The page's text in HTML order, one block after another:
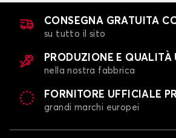
CONSEGNA GRATUITA
su tutto il sito
PRODUZIONE E QUALITÀ
nella nostra fabbrica
FORNITORE UFFICIALE
grandi marchi europei